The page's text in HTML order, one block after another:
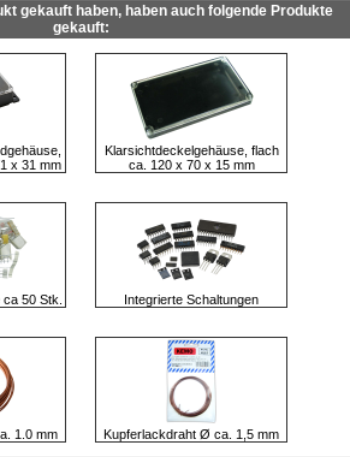
gekauft haben, haben auch folgende Produkte
gekauft:
x 31 mm
Klarsichtdeckelgehäuse, flach
ca. 120 x 70 x 15 mm
50 Stk. Integrierte Schaltungen
1.0 mm Kupferlackdraht Ø ca. 1,5 mm